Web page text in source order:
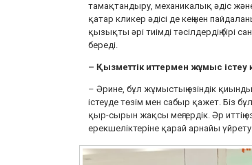
тамақтандыру, механикалық әдіс
қатар кликер әдісі де кеңінен
қызықты әрі тиімді тәсілдердің
береді.
– Қызметтік иттермен жұмыс
– Әрине, бұл жұмыстың өзіндік
істеуде төзім мен сабыр қажет. Біз
қыр-сырын жақсы меңгердік. Әр иттің
ерекшеліктеріне қарай арнайы үйрету